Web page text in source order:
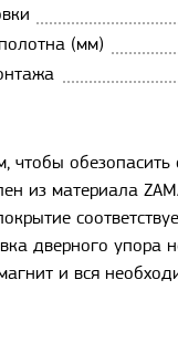
(мм)
обезопасить
из материала
дверного упора
и вся